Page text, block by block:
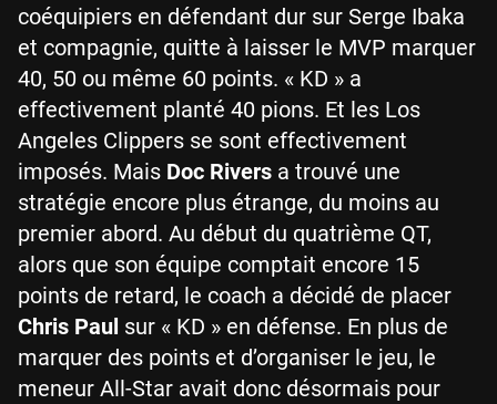
coéquipiers en défendant dur sur Serge Ibaka
et compagnie, quitte à laisser le MVP marquer
40, 50 ou même 60 points. « KD » a
effectivement planté 40 pions. Et les Los
Angeles Clippers se sont effectivement
imposés. Mais Doc Rivers a trouvé une
stratégie encore plus étrange, du moins au
premier abord. Au début du quatrième QT,
alors que son équipe comptait encore 15
points de retard, le coach a décidé de placer
Chris Paul sur « KD » en défense. En plus de
marquer des points et d’organiser le jeu, le
meneur All-Star avait donc désormais pour